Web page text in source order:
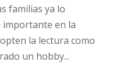
familias ya lo
importante en la
la lectura como
un hobby...